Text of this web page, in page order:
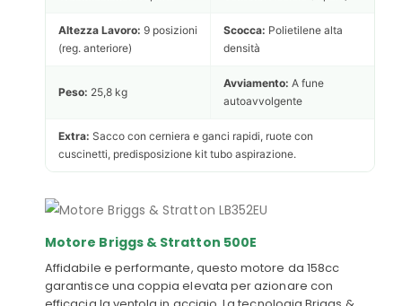
Altezza Lavoro: 9 posizioni
(reg. anteriore)
Scocca: Polietilene alta
densità
Peso: 25,8 kg
Avviamento: A fune
autoavvolgente
Extra: Sacco con cerniera e ganci rapidi, ruote con
cuscinetti, predisposizione kit tubo aspirazione.
Motore Briggs & Stratton 500E
Affidabile e performante, questo motore da 158cc
garantisce una coppia elevata per azionare con